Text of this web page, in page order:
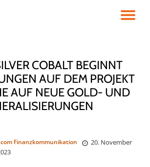
COBALT BEGINNT
AUF DEM PROJEKT
AUF NEUE GOLD- UND
Finanzkommunikation
20. November